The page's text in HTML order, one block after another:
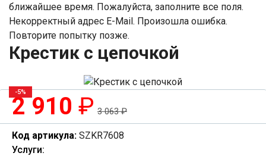
ближайшее время. Пожалуйста, заполните все поля.
Некорректный адрес E-Mail. Произошла ошибка.
Повторите попытку позже.
Крестик с цепочкой
-5%
2 910 ₽ 3 063₽
Код артикула: SZKR7608
Услуги: